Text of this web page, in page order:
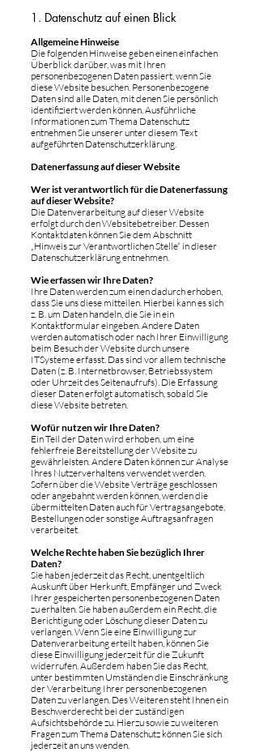
1. Datenschutz auf einen Blick
Allgemeine Hinweise
Die folgenden Hinweise geben einen einfachen
Überblick darüber, was mit Ihren
personenbezogenen Daten passiert, wenn Sie
diese Website besuchen. Personenbezogene
Daten sind alle Daten, mit denen Sie persönlich
identifiziert werden können. Ausführliche
Informationen zum Thema Datenschutz
entnehmen Sie unserer unter diesem Text
aufgeführten Datenschutzerklärung.
Datenerfassung auf dieser Website
Wer ist verantwortlich für die Datenerfassung
auf dieser Website?
Die Datenverarbeitung auf dieser Website
erfolgt durch den Websitebetreiber. Dessen
Kontaktdaten können Sie dem Abschnitt
„Hinweis zur Verantwortlichen Stelle“ in dieser
Datenschutzerklärung entnehmen.
Wie erfassen wir Ihre Daten?
Ihre Daten werden zum einen dadurch erhoben,
dass Sie uns diese mitteilen. Hierbei kann es sich
z. B. um Daten handeln, die Sie in ein
Kontaktformular eingeben. Andere Daten
werden automatisch oder nach Ihrer Einwilligung
beim Besuch der Website durch unsere
ITSysteme erfasst. Das sind vor allem technische
Daten (z. B. Internetbrowser, Betriebssystem
oder Uhrzeit des Seitenaufrufs). Die Erfassung
dieser Daten erfolgt automatisch, sobald Sie
diese Website betreten.
Wofür nutzen wir Ihre Daten?
Ein Teil der Daten wird erhoben, um eine
fehlerfreie Bereitstellung der Website zu
gewährleisten. Andere Daten können zur Analyse
Ihres Nutzerverhaltens verwendet werden.
Sofern über die Website Verträge geschlossen
oder angebahnt werden können, werden die
übermittelten Daten auch für Vertragsangebote,
Bestellungen oder sonstige Auftragsanfragen
verarbeitet.
Welche Rechte haben Sie bezüglich Ihrer
Daten?
Sie haben jederzeit das Recht, unentgeltlich
Auskunft über Herkunft, Empfänger und Zweck
Ihrer gespeicherten personenbezogenen Daten
zu erhalten. Sie haben außerdem ein Recht, die
Berichtigung oder Löschung dieser Daten zu
verlangen. Wenn Sie eine Einwilligung zur
Datenverarbeitung erteilt haben, können Sie
diese Einwilligung jederzeit für die Zukunft
widerrufen. Außerdem haben Sie das Recht,
unter bestimmten Umständen die Einschränkung
der Verarbeitung Ihrer personenbezogenen
Daten zu verlangen. Des Weiteren steht Ihnen ein
Beschwerderecht bei der zuständigen
Aufsichtsbehörde zu. Hierzu sowie zu weiteren
Fragen zum Thema Datenschutz können Sie sich
jederzeit an uns wenden.